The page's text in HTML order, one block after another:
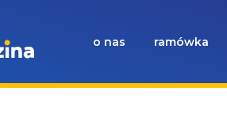
o nas ramówka